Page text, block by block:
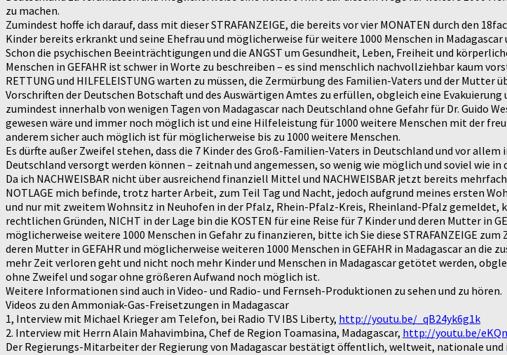
zu machen.
Zumindest hoffe ich darauf, dass mit dieser STRAFANZEIGE, die bereits vor vier MONATEN durch den
Kinder bereits erkrankt und seine Ehefrau und möglicherweise für weitere 1000 Menschen in
Schon die psychischen Beeinträchtigungen und die ANGST um Gesundheit, Leben, Freiheit und
Menschen in GEFAHR ist schwer in Worte zu beschreiben – es sind menschlich nachvollziehbar kaum
RETTUNG und HILFELEISTUNG warten zu müssen, die Zermürbung des Familien-Vaters und der
Vorschriften der Deutschen Botschaft und des Auswärtigen Amtes zu erfüllen, obgleich eine
zumindest innerhalb von wenigen Tagen von Madagascar nach Deutschland ohne Gefahr für Dr. Guido
gewesen wäre und immer noch möglich ist und eine Hilfeleistung für 1000 weitere Menschen mit der
anderem sicher auch möglich ist für möglicherweise bis zu 1000 weitere Menschen.
Es dürfte außer Zweifel stehen, dass die 7 Kinder des Groß-Familien-Vaters in Deutschland und vor
Deutschland versorgt werden können – zeitnah und angemessen, so wenig wie möglich und soviel wie
Da ich NACHWEISBAR nicht über ausreichend finanziell Mittel und NACHWEISBAR jetzt bereits
NOTLAGE mich befinde, trotz harter Arbeit, zum Teil Tag und Nacht, jedoch aufgrund meines ersten
und nur mit zweitem Wohnsitz in Neuhofen in der Pfalz, Rhein-Pfalz-Kreis, Rheinland-Pfalz
rechtlichen Gründen, NICHT in der Lage bin die KOSTEN für eine Reise für 7 Kinder und deren Mutter
möglicherweise weitere 1000 Menschen in Gefahr zu finanzieren, bitte ich Sie diese STRAFANZEIGE zum
deren Mutter in GEFAHR und möglicherweise weiteren 1000 Menschen in GEFAHR in Madagascar an
mehr Zeit verloren geht und nicht noch mehr Kinder und Menschen in Madagascar getötet werden,
ohne Zweifel und sogar ohne größeren Aufwand noch möglich ist.
Weitere Informationen sind auch in Video- und Radio- und Fernseh-Produktionen zu sehen und zu hören.
Videos zu den Ammoniak-Gas-Freisetzungen in Madagascar
1, Interview mit Michael Krieger am Telefon, bei Radio TV IBS Liberty, http://youtu.be/_qB24yk6g1k
2. Interview mit Herrn Alain Mahavimbina, Chef de Region Toamasina, Madagascar, http://youtu.be/
Der Regierungs-Mitarbeiter der Regierung von Madagascar bestätigt öffentlich, weltweit, nationale und